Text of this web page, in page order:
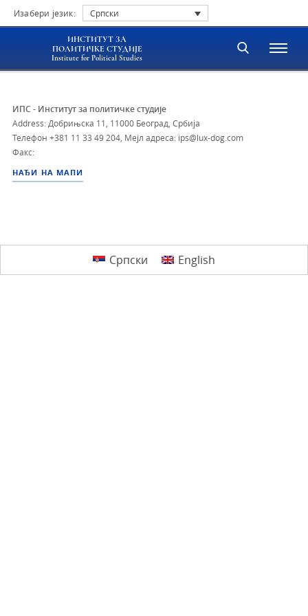
Изабери језик: Српски
ИНСТИТУТ ЗА
ПОЛИТИЧКЕ СТУДИЈЕ
Institute for Political Studies
ИПС - Институт за политичке студије
Address: Добрињска 11, 11000 Београд, Србија
Телефон +381 11 33 49 204 Мејл адреса: ips@lux-dog.com
Факс:
НАЂИ НА МАПИ
Српски English